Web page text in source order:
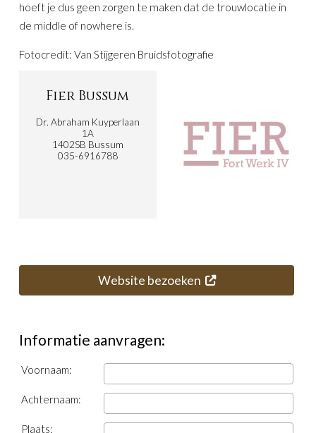
hoeft je dus geen zorgen te maken dat de trouwlocatie in
de middle of nowhere is.
Fotocredit: Van Stijgeren Bruidsfotografie
Fier Bussum
Dr. Abraham Kuyperlaan
1A
1402SB Bussum
035-6916788
Website bezoeken
Informatie aanvragen:
Voornaam:
Achternaam:
Plaats: